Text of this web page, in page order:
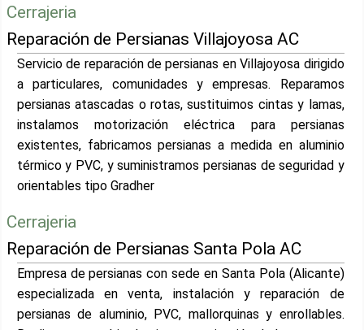
Cerrajeria
Reparación de Persianas Villajoyosa AC
Servicio de reparación de persianas en Villajoyosa dirigido
a particulares, comunidades y empresas. Reparamos
persianas atascadas o rotas, sustituimos cintas y lamas,
instalamos motorización eléctrica para persianas
existentes, fabricamos persianas a medida en aluminio
térmico y PVC, y suministramos persianas de seguridad y
orientables tipo Gradher
Cerrajeria
Reparación de Persianas Santa Pola AC
Empresa de persianas con sede en Santa Pola (Alicante)
especializada en venta, instalación y reparación de
persianas de aluminio, PVC, mallorquinas y enrollables.